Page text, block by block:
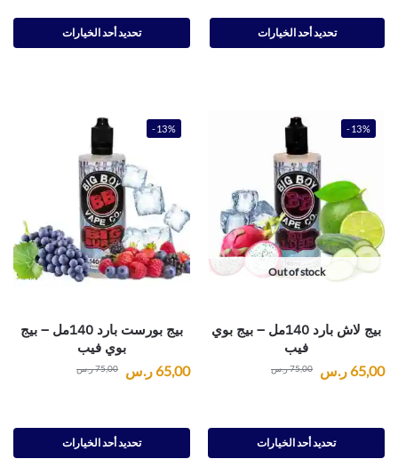
تحديد أحد الخيارات تحديد أحد الخيارات
-13%
Out of stock
بيج لاش بارد 140مل – بيج بوي
فيب
75,00ر.س 65,00 ر.س
تحديد أحد الخيارات
-13%
بيج بورست بارد 140مل – بيج
بوي فيب
75,00ر.س 65,00 ر.س
تحديد أحد الخيارات